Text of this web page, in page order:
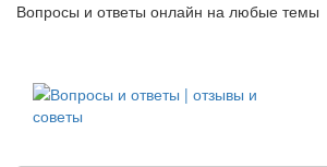
Вопросы и ответы онлайн на любые темы